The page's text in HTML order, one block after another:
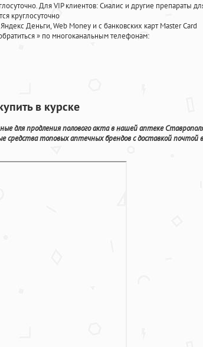
Для VIP клиентов: Сиалис и другие препараты
круглосуточно
Деньги, Web Money и с банковских карт Master Card
» по многоканальным телефонам:
в курске
для продления полового акта в нашей аптеке
топовых аптечных брендов с доставкой почтой в